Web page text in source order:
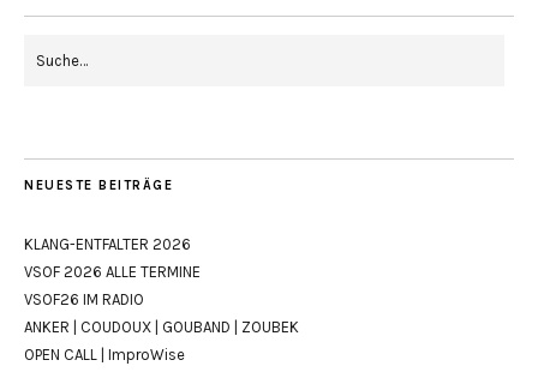
NEUESTE BEITRÄGE
KLANG-ENTFALTER 2026
VSOF 2026 ALLE TERMINE
VSOF26 IM RADIO
ANKER | COUDOUX | GOUBAND | ZOUBEK
OPEN CALL | ImproWise